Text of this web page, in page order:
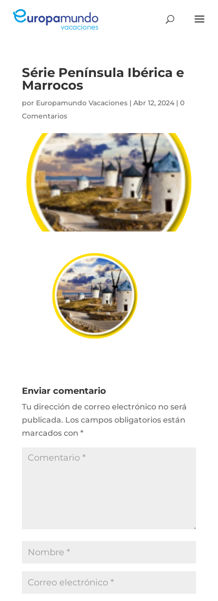
Série Península Ibérica e
Marrocos
por Europamundo Vacaciones| Abr 12, 2024| 0
Comentarios
Enviar comentario
Tu dirección de correo electrónico no será
publicada. Los campos obligatorios están
marcados con *